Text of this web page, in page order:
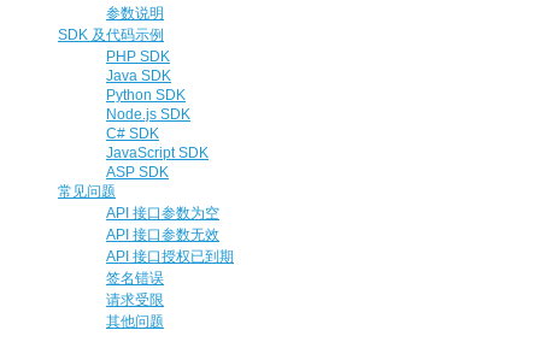
参数说明
SDK 及代码示例
PHP SDK
Java SDK
Python SDK
Node.js SDK
C# SDK
JavaScript SDK
ASP SDK
常见问题
API 接口参数为空
API 接口参数无效
API 接口授权已到期
签名错误
请求受限
其他问题